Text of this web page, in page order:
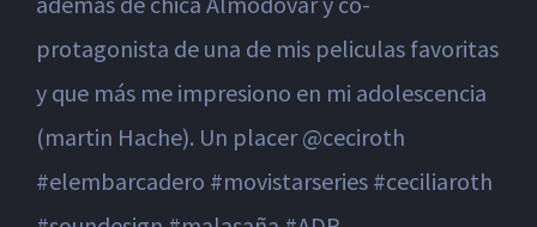
protagonista de una de mis peliculas favoritas
y que más me impresiono en mi adolescencia
(martin Hache). Un placer @ceciroth
#elembarcadero #movistarseries #ceciliaroth